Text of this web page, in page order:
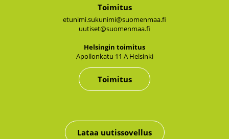
Toimitus
etunimi.sukunimi@suomenmaa.fi
uutiset@suomenmaa.fi
Hel­sin­gin toi­mi­tus
Apol­lon­ka­tu 11 A Hel­sin­ki
Toimitus
Lataa uutissovellus